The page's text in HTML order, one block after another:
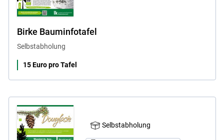
Birke Bauminfotafel
Selbstabholung
15 Euro pro Tafel
Selbstabholung